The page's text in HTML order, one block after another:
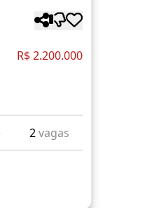
R$ 2.200.000
2vagas